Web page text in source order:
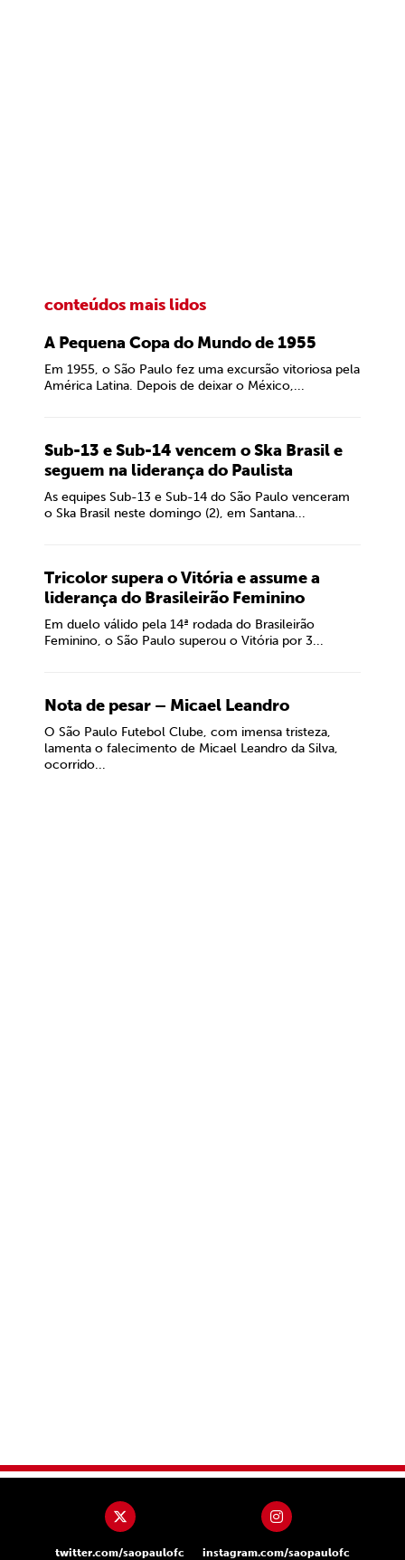
conteúdos mais lidos
A Pequena Copa do Mundo de 1955
Em 1955, o São Paulo fez uma excursão vitoriosa pela
América Latina. Depois de deixar o México,...
Sub-13 e Sub-14 vencem o Ska Brasil e
seguem na liderança do Paulista
As equipes Sub-13 e Sub-14 do São Paulo venceram
o Ska Brasil neste domingo (2), em Santana...
Tricolor supera o Vitória e assume a
liderança do Brasileirão Feminino
Em duelo válido pela 14ª rodada do Brasileirão
Feminino, o São Paulo superou o Vitória por 3...
Nota de pesar – Micael Leandro
O São Paulo Futebol Clube, com imensa tristeza,
lamenta o falecimento de Micael Leandro da Silva,
ocorrido...
twitter.com/saopaulofc instagram.com/saopaulofc